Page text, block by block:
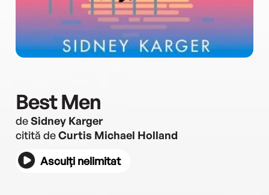
Best Men
deSidney Karger
citită deCurtis Michael Holland
Asculți nelimitat